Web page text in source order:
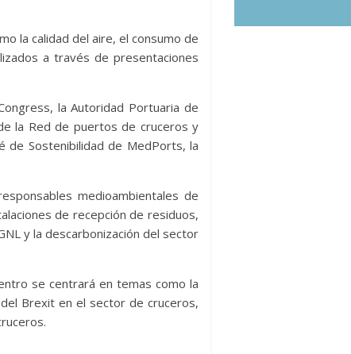
la calidad del aire, el consumo de
a través de presentaciones
la Autoridad Portuaria de
la Red de puertos de cruceros y
de Sostenibilidad de MedPorts, la
medioambientales de
de recepción de residuos,
y la descarbonización del sector
se centrará en temas como la
Brexit en el sector de cruceros,